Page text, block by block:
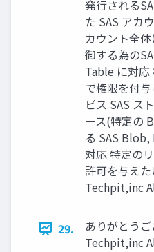
発行される
た SAS アカ
カウント全
御する為の
Table に対応
で権限を付
ビス SAS ス
ース(特定の
る SAS
対応 特定の
許可を与え
Techpit,inc
29.
ありがとう
Techpit,inc